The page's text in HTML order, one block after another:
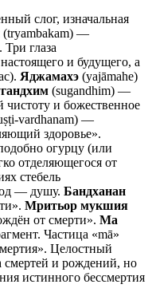
слог, изначальная
(tryambakam) —
глаза
и будущего, а
Яджамахэ (yajāmahe)
(sugandhim) —
и божественное
vardhanam) —
здоровье».
огурцу (или
отделяющегося от
стебель
— душу. Бандханан
Мритьор мукшия
от смерти». Ма
Частица «mā»
Целостный
смертей и рождений, но
истинного бессмертия